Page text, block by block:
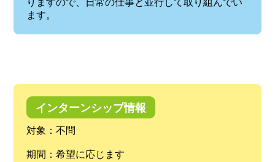
りますので、日常の仕事と並行して取り組んでい
ます。
インターンシップ情報
対象：不問
期間：希望に応じます